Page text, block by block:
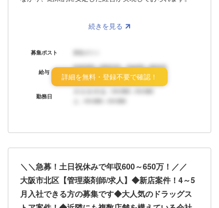
続きを見る
募集ポスト 募集ポスト
給与
年収XXX～XXX万円 月給XX～XX万円
ボーナス：年X回
勤務日
土：HH:MM～HH:MM
詳細を無料・登録不要で確認！
＼＼急募！土日祝休みで年収600～650万！／／
大阪市北区【管理薬剤師/求人】◆新店案件！4～5
月入社できる方の募集です◆大人気のドラッグス